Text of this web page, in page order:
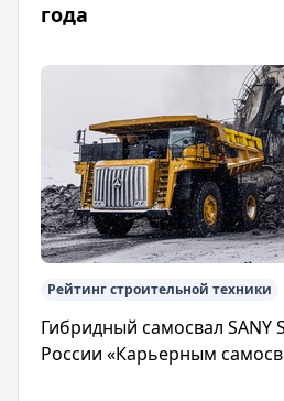
года
Рейтинг строительной техники
Гибридный самосвал SANY
России «Карьерным